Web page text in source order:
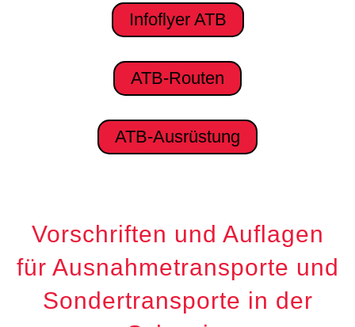
Infoflyer ATB
ATB-Routen
ATB-Ausrüstung
Vorschriften und Auflagen
für Ausnahmetransporte und
Sondertransporte in der